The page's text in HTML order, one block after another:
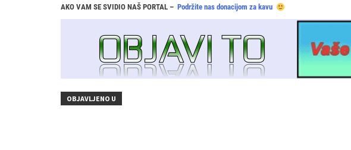
AKO VAM SE SVIDIO NAŠ PORTAL – Podržite nas donacijom za kavu
OBJAVLJENO U